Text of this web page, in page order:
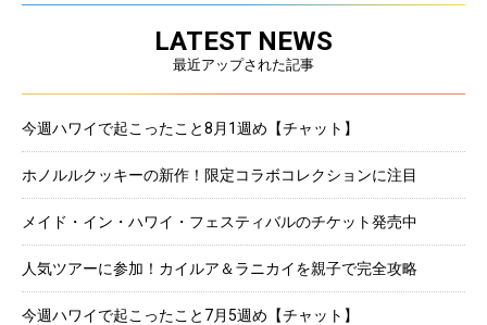
LATEST NEWS
最近アップされた記事
今週ハワイで起こったこと8月1週め【チャット】
ホノルルクッキーの新作！限定コラボコレクションに注目
メイド・イン・ハワイ・フェスティバルのチケット発売中
人気ツアーに参加！カイルア＆ラニカイを親子で完全攻略
今週ハワイで起こったこと7月5週め【チャット】